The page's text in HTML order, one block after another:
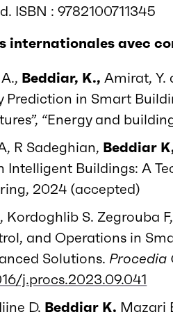
ISBN : 9782100711345
internationales avec
Beddiar, K., Amirat, Y.
in Smart
“Energy and
R Sadeghian, Beddiar
Intelligent Buildings: A
2024 (accepted)
Kordoghlib S. Zegrouba F,
and Operations in
Solutions. Procedia
j.procs.2023.09.041
D, Beddiar K, Mazari